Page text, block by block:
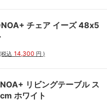
チェア イーズ 48x5
(税込 14,300 円 )
リビングテーブル ス
ホワイト